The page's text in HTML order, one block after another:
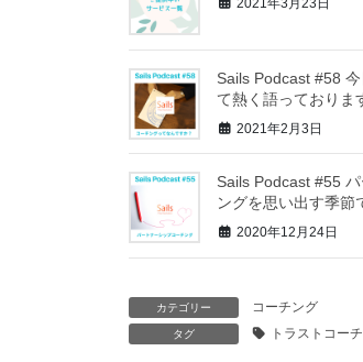
2021年3月23日
Sails Podcast #58
て熱く語っておりま
2021年2月3日
Sails Podcast #55
ングを思い出す季節
2020年12月24日
カテゴリー コーチング
タグ トラストコー